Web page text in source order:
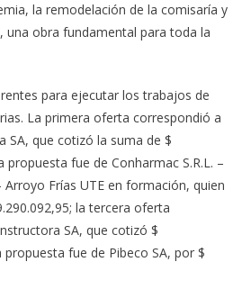
la remodelación de la comisaría y
una obra fundamental para toda la
para ejecutar los trabajos de
La primera oferta correspondió a
SA, que cotizó la suma de $
propuesta fue de Conharmac S.R.L. –
Arroyo Frías UTE en formación, quien
la tercera oferta
SA, que cotizó $
propuesta fue de Pibeco SA, por $